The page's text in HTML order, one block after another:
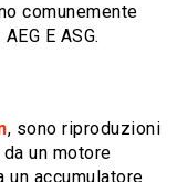
comunemente
E ASG.
, sono riproduzioni
un motore
accumulatore